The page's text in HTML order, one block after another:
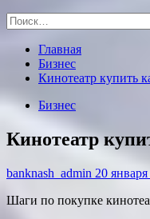
Найти:
Главная
Бизнес
Кинотеатр купить
Бизнес
Кинотеатр
banknash_admin 20
Шаги по покупке